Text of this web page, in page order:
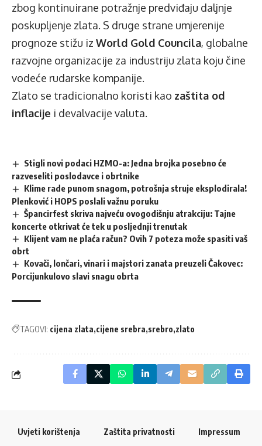
zbog kontinuirane potražnje predviđaju daljnje
poskupljenje zlata. S druge strane umjerenije
prognoze stižu iz World Gold Councila, globalne
razvojne organizacije za industriju zlata koju čine
vodeće rudarske kompanije.
Zlato se tradicionalno koristi kao zaštita od
inflacije i devalvacije valuta.
Stigli novi podaci HZMO-a: Jedna brojka posebno će
razveseliti poslodavce i obrtnike
Klime rade punom snagom, potrošnja struje eksplodirala!
Plenković i HOPS poslali važnu poruku
Špancirfest skriva najveću ovogodišnju atrakciju: Tajne
koncerte otkrivat će tek u posljednji trenutak
Klijent vam ne plaća račun? Ovih 7 poteza može spasiti vaš
obrt
Kovači, lončari, vinari i majstori zanata preuzeli Čakovec:
Porcijunkulovo slavi snagu obrta
TAGOVI: cijena zlata cijene srebra srebro zlato
Uvjeti korištenja Zaštita privatnosti Impressum